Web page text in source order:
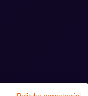
raz w tygodniu
prosto na